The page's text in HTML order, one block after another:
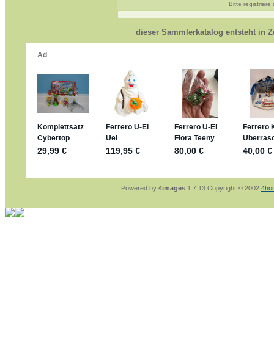
Bonsaipanther:geschrieben am: 10. 5.
@ Harald
https://www.ue-ei-portal-
Dein Enkel sollte zur Strafe die nächsten
Für die Figuren VC307, 310, 318 und 326
mein Enkel hat die leider weggeworfen
jan-lukas:
geschrieben am: 29. 4. 2026 -
https://www.ferrero-
sammelspass.de/einladung/
jan-lukas:
geschrieben am: 28. 4. 2026 -
stimmt, jetzt fällt es mir auch ein
geschrieben am: 28. 4.
So habe ich das in Erinnerung ... oder?
jan-lukas:geschrieben am: 28. 4. 2026 -
Bitte registriere
dieser Sammlerkatalog entsteht in
Powered by 4images1.7.13 Copyright © 2002